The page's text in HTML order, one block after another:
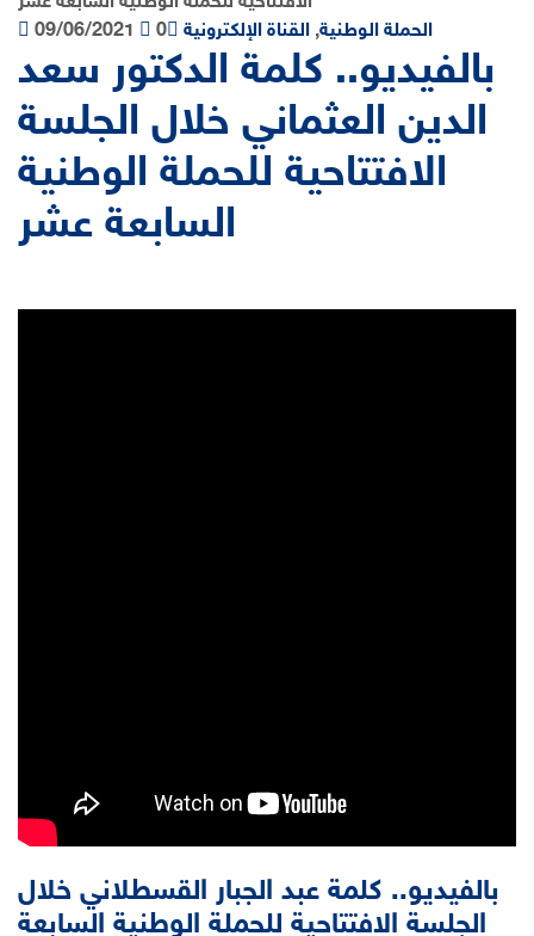
09/06/2021 الحملة الوطنية, القناة الإلكترونية 0
بالفيديو.. كلمة الدكتور سعد
الدين العثماني خلال الجلسة
الافتتاحية للحملة الوطنية
السابعة عشر
بالفيديو.. كلمة عبد الجبار القسطلاني خلال
الجلسة الافتتاحية للحملة الوطنية السابعة